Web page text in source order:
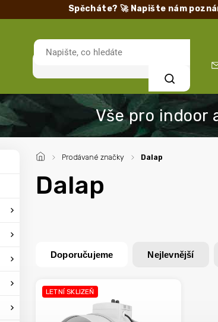
Spěcháte? 🚀 Napište nám
Hledat
/ Prodávané značky / Dalap
Dalap
Doporučujeme Nejlevnější
LETNÍ SKLIZEŇ